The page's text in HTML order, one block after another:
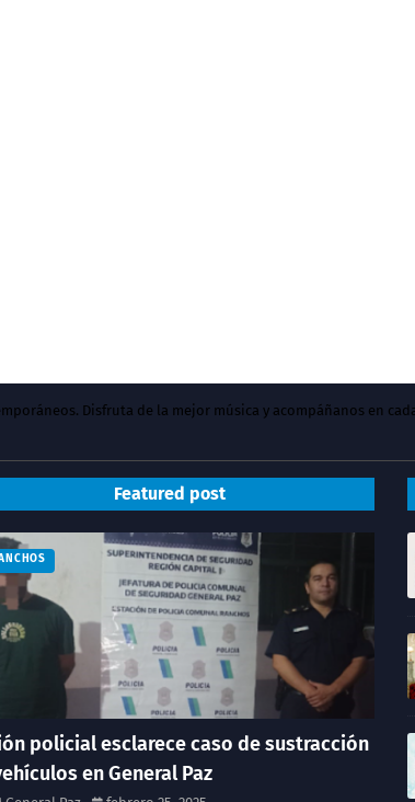
Disfruta de la mejor música y acompáñanos en
Featured post
policial esclarece caso de sustracción
en General Paz